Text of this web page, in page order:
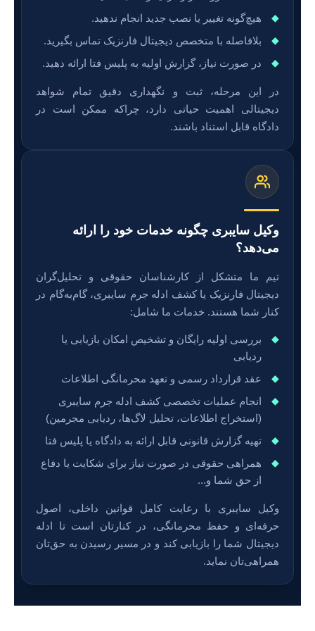
هیچ‌گونه تغییر یا نصب جدید انجام ندهید.
بلافاصله با متخصص دیجیتال فارنزیک تماس بگیرید.
در صورت نیاز، گزارش اولیه به پلیس فتا ارائه دهید.
در این مرحله، ثبت و نگهداری دقیق تمام شواهد
دیجیتالی اهمیت حیاتی دارد، چراکه ممکن است در
دادگاه قابل استناد باشند.
وکیل سایبری چگونه خدمات خود را ارائه
می‌دهد؟
تیم ما متشکل از کارشناسان حقوقی و تحلیل‌گران
دیجیتال فارنزیک یا کشف ادله جرم سایبری، گام‌به‌گام در
کنار شما هستند. خدمات ما شامل:
بررسی اولیه رایگان و تشخیص امکان بازیابی یا
ردیابی
عقد قرارداد رسمی و تعهد محرمانگی اطلاعات
انجام عملیات تخصصی کشف ادله جرم سایبری
(استخراج اطلاعات، تحلیل لاگ‌ها، ردیابی مجرمین)
تهیه گزارش قانونی قابل ارائه به دادگاه یا پلیس فتا
همراهی حقوقی در صورت نیاز برای شکایت یا دفاع
از حق شما و...
وکیل سایبری با رعایت کامل قوانین داخلی، اصول
حرفه‌ای و حفظ محرمانگی، در کنارتان است تا ادله
دیجیتال شما را بازیابی کند و در مسیر رسیدن به حق‌تان
همراهی‌تان نماید.